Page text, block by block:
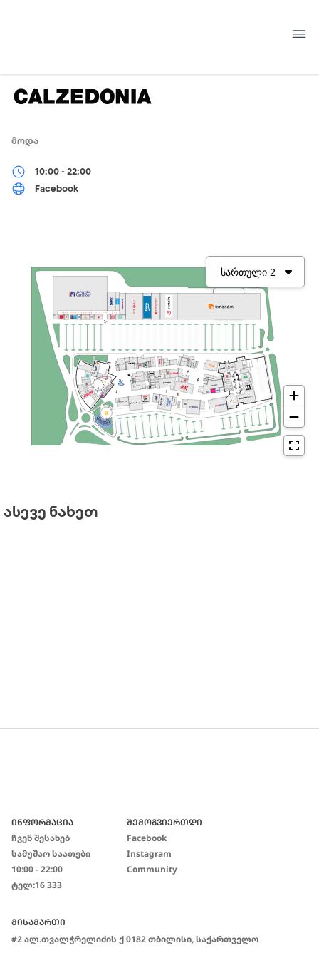
ᲛᲝᲓᲐ
10:00 - 22:00
Facebook
ᲐᲡᲔᲕᲔ ᲜᲐᲮᲔᲗ
ᲘᲜᲤᲝᲠᲛᲐᲪᲘᲐ
Ჩვენ Შესახებ
Სამუშაო Საათები
10:00 - 22:00
Ტელ:16 333
ᲨᲔᲛᲝᲒᲕᲘᲔᲠᲗᲓᲘ
Facebook
Instagram
Community
ᲛᲘᲡᲐᲛᲐᲠᲗᲘ
#2 Ალ.თვალჭრელიძის Ქ 0182 Თბილისი, Საქართველო